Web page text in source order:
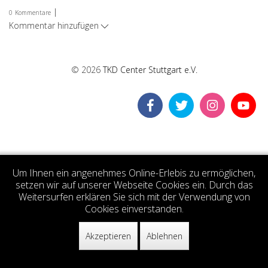
0 Kommentare |
Kommentar hinzufügen
© 2026TKD Center Stuttgart e.V.
Um Ihnen ein angenehmes Online-Erlebis zu ermöglichen,
setzen wir auf unserer Webseite Cookies ein. Durch das
Weitersurfen erklären Sie sich mit der Verwendung von
Cookies einverstanden.
Akzeptieren Ablehnen